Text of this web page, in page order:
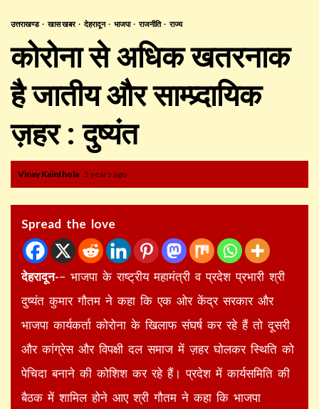
उत्तराखण्ड खास खबर देहरादून भाजपा राजनीति राज्य
कोरोना से अधिक खतरनाक
है जातीय और साम्प्र्दायिक
ज़हर : दुष्यंत
Vinay Kainthola 5 years ago
Spread the love
देहरादून-– भाजपा के राष्ट्रीय महामंत्री व प्रदेश प्रभारी श्री
दुष्यंत कुमार गौतम ने कहा कि एक ओर केंद्र सरकार और
भाजपा कार्यकर्ता कोरोना के खिलाफ संघर्ष कर रहे हैं तो दूसरी
और कांग्रेस और विपक्षी दल समाज में ज़हर घोलकर स्थिति को
पेचिदा बनाने की कोशिश कर रहे हैं। प्रदेश में कार्यसमिति की
बैठक में शामिल होने आए श्री गौतम ने कहा कि भाजपा